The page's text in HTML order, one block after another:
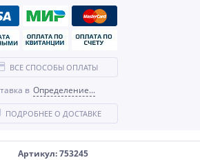
Артикул: 753245
ВСЕ СПОСОБЫ ОПЛАТЫ
в Определение...
ПОДРОБНЕЕ О ДОСТАВКЕ